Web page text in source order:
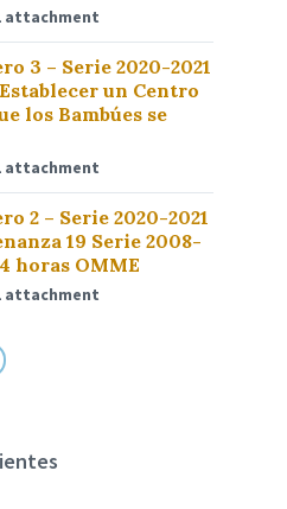
attachment
3 – Serie 2020-2021
un Centro
los Bambúes se
attachment
2 – Serie 2020-2021
19 Serie 2008-
horas OMME
attachment